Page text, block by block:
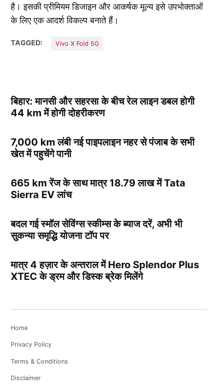
है। इसकी प्रीमियम डिजाइन और आकर्षक मूल्य इसे उपभोक्ताओं
के लिए एक आदर्श विकल्प बनाते हैं।
TAGGED: Vivo X Fold 5G
बिहार: मानसी और सहरसा के बीच रेल लाइन डबल होगी
44 km में होगी दोहरीकरण
7,000 km लंबी नई पाइपलाइन नहर से पंजाब के सभी
खेत में पहुचेंगे पानी
665 km रेंज के साथ मात्र 18.79 लाख में Tata
Sierra EV लांच
बदल गई स्मॉल सेविंग्स स्कीम्स के ब्याज दरें, अभी भी
सुकन्या समृद्धि योजना टॉप पर
मात्र 4 हज़ार के अन्तराल में Hero Splendor Plus
XTEC के ड्रम और डिस्क ब्रेक मिलेंगे
Home
Privacy Policy
Terms & Conditions
Disclaimer